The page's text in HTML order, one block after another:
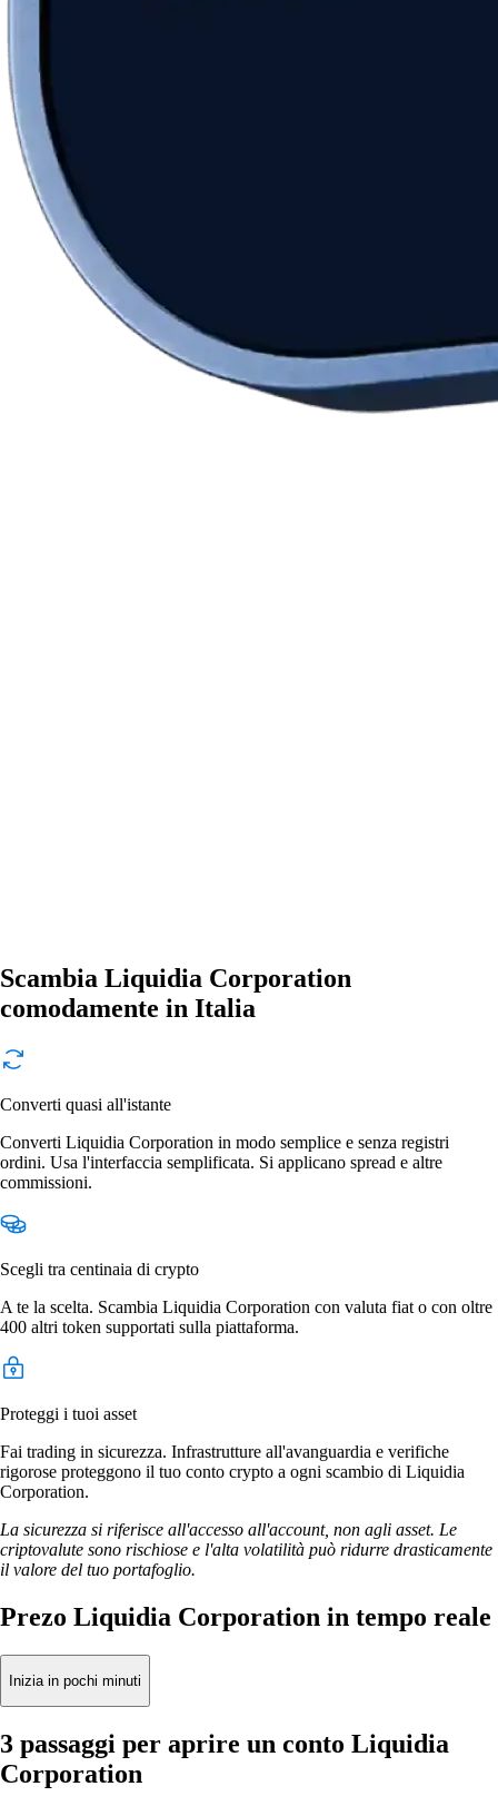
Scambia Liquidia Corporation
comodamente in Italia
Converti quasi all'istante
Converti Liquidia Corporation in modo semplice e senza registri
ordini. Usa l'interfaccia semplificata. Si applicano spread e altre
commissioni.
Scegli tra centinaia di crypto
A te la scelta. Scambia Liquidia Corporation con valuta fiat o con oltre
400 altri token supportati sulla piattaforma.
Proteggi i tuoi asset
Fai trading in sicurezza. Infrastrutture all'avanguardia e verifiche
rigorose proteggono il tuo conto crypto a ogni scambio di Liquidia
Corporation.
La sicurezza si riferisce all'accesso all'account, non agli asset. Le
criptovalute sono rischiose e l'alta volatilità può ridurre drasticamente
il valore del tuo portafoglio.
Prezo Liquidia Corporation in tempo reale
Inizia in pochi minuti
3 passaggi per aprire un conto Liquidia
Corporation